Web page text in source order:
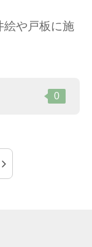
絵や戸板に施
0